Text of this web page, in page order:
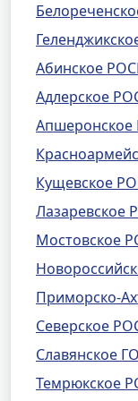
Абинское
Адлерское
Кущевское
Лазаревское
Мостовское
Приморско-
Северское
Славянское
Темрюкское